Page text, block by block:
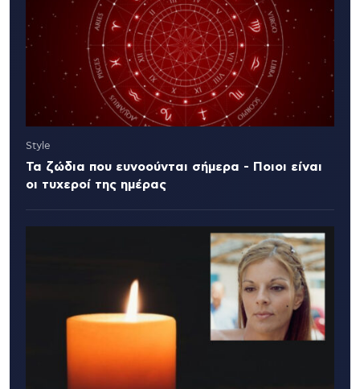
Style
Τα ζώδια που ευνοούνται σήμερα - Ποιοι είναι
οι τυχεροί της ημέρας